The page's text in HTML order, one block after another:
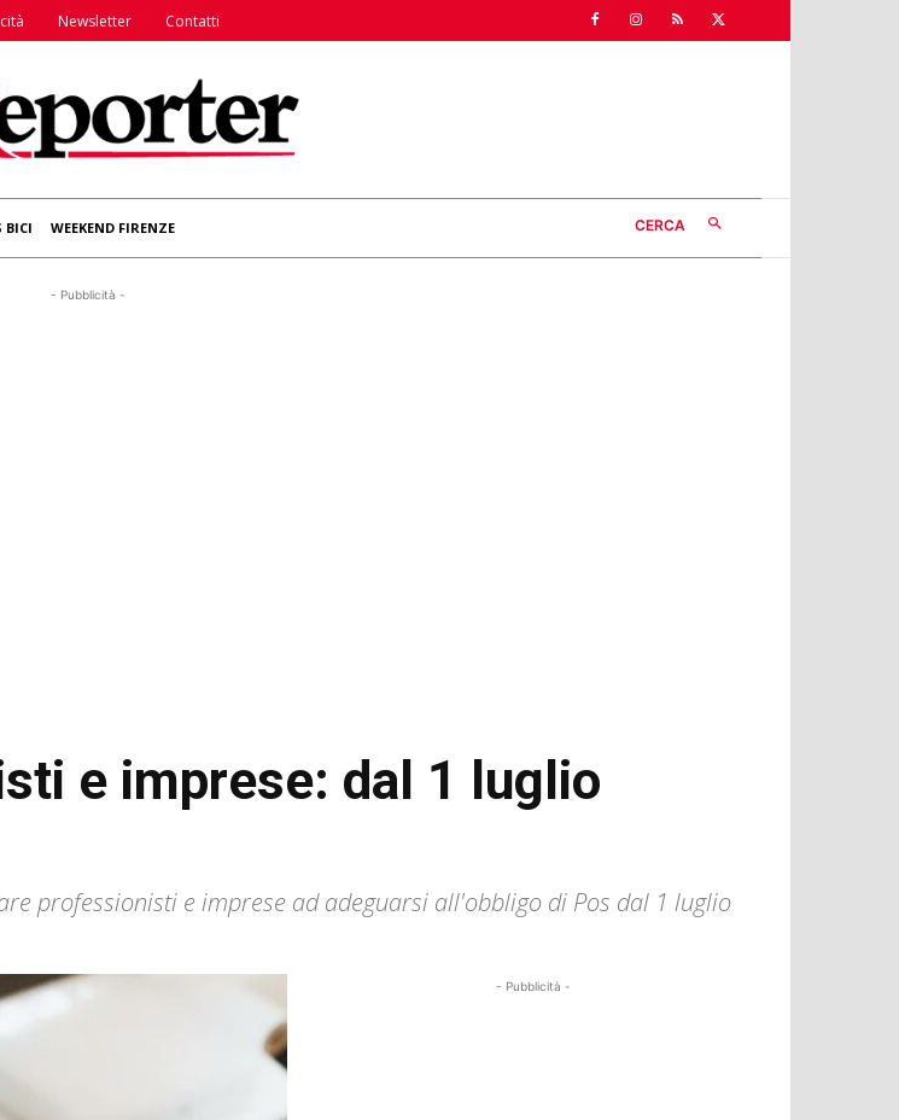
Newsletter Contatti
BICI WEEKEND FIRENZE CERCA
- Pubblicità -
e imprese: dal 1 luglio
professionisti e imprese ad adeguarsi all'obbligo di Pos dal 1 luglio
- Pubblicità -